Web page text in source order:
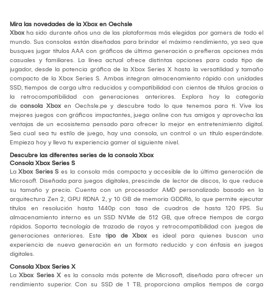
Mira las novedades de la Xbox en Oechsle
Xbox ha sido durante años una de las plataformas más elegidas por gamers de todo el
mundo. Sus consolas están diseñadas para brindar el máximo rendimiento, ya sea que
busques jugar títulos AAA con gráficos de última generación o prefieras opciones más
casuales y familiares. La línea actual ofrece distintas opciones para cada tipo de
jugador, desde la potencia gráfica de la Xbox Series X hasta la versatilidad y tamaño
compacto de la Xbox Series S. Ambas integran almacenamiento rápido con unidades
SSD, tiempos de carga ultra reducidos y compatibilidad con cientos de títulos gracias a
la retrocompatibilidad con generaciones anteriores. Explora hoy la categoría
de consola Xbox en Oechsle.pe y descubre todo lo que tenemos para ti. Vive los
mejores juegos con gráficos impactantes, juega online con tus amigos y aprovecha las
ventajas de un ecosistema pensado para ofrecer lo mejor en entretenimiento digital.
Sea cual sea tu estilo de juego, hay una consola, un control o un título esperándote.
Empieza hoy y lleva tu experiencia gamer al siguiente nivel.
Descubre las diferentes series de la consola Xbox
Consola Xbox Series S
La Xbox Series S es la consola más compacta y accesible de la última generación de
Microsoft. Diseñada para juegos digitales, prescinde de lector de discos, lo que reduce
su tamaño y precio. Cuenta con un procesador AMD personalizado basado en la
arquitectura Zen 2, GPU RDNA 2, y 10 GB de memoria GDDR6, lo que permite ejecutar
títulos en resolución hasta 1440p con tasa de cuadros de hasta 120 FPS. Su
almacenamiento interno es un SSD NVMe de 512 GB, que ofrece tiempos de carga
rápidos. Soporta tecnología de trazado de rayos y retrocompatibilidad con juegos de
generaciones anteriores. Este tipo de Xbox es ideal para quienes buscan una
experiencia de nueva generación en un formato reducido y con énfasis en juegos
digitales.
Consola Xbox Series X
La Xbox Series X es la consola más potente de Microsoft, diseñada para ofrecer un
rendimiento superior. Con su SSD de 1 TB, proporciona amplios tiempos de carga